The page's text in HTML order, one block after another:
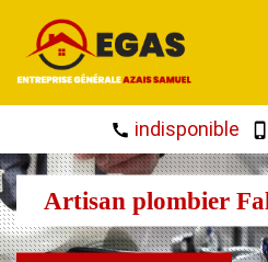
indisponible
Artisan plombier